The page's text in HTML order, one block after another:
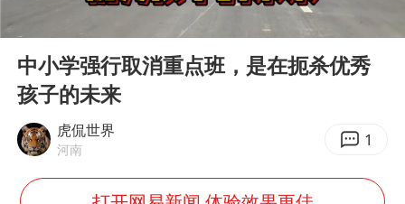
U17国足点球大战淘汰河床晋级决赛
秋天的第一杯奶茶到底有多火
Play
中小学强行取消重点班，是在扼杀优秀
孩子的未来
虎侃世界
河南 1